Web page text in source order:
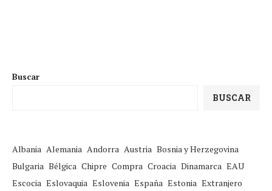
Buscar
BUSCAR
Albania Alemania Andorra Austria Bosnia y Herzegovina
Bulgaria Bélgica Chipre Compra Croacia Dinamarca EAU
Escocia Eslovaquia Eslovenia España Estonia Extranjero